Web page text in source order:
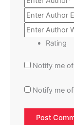
Rating
Notify me
Notify me